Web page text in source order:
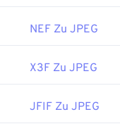
NEF Zu JPEG
X3F Zu JPEG
JFIF Zu JPEG